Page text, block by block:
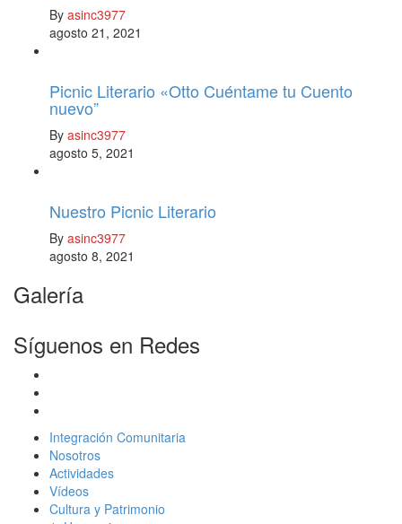
By asinc3977
agosto 21, 2021
Picnic Literario «Otto Cuéntame tu Cuento
nuevo”
By asinc3977
agosto 5, 2021
Nuestro Picnic Literario
By asinc3977
agosto 8, 2021
Galería
Síguenos en Redes
Integración Comunitaria
Nosotros
Actividades
Vídeos
Cultura y Patrimonio